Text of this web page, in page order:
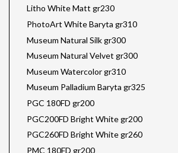
Litho White Matt gr230
PhotoArt White Baryta gr310
Museum Natural Silk gr300
Museum Natural Velvet gr300
Museum Watercolor gr310
Museum Palladium Baryta gr325
PGC 180FD gr200
PGC200FD Bright White gr200
PGC260FD Bright White gr260
PMC 180FD gr200